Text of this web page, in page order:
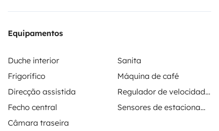
Equipamentos
Duche interior
Sanita
Frigorífico
Máquina de café
Direcção assistida
Regulador de velocidade / Cruise Control
Fecho central
Sensores de estacionamento
Câmara traseira